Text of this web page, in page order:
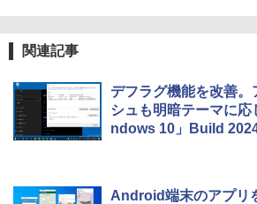
New Amazon
11インチカラーデ
レージ、ノート機
整、色調調節ライト
関連記事
デフラグ機能を改善。
シュも明暗テーマに
ndows 10」Build
Android端末のアプリ